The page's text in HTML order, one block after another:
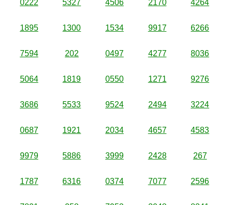
0222 5327 4506 2170 4264
1895 1300 1534 9917 6266
7594 202 0497 4277 8036
5064 1819 0550 1271 9276
3686 5533 9524 2494 3224
0687 1921 2034 4657 4583
9979 5886 3999 2428 267
1787 6316 0374 7077 2596